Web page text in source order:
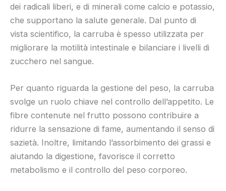
dei radicali liberi, e di minerali come calcio e potassio,
che supportano la salute generale. Dal punto di
vista scientifico, la carruba è spesso utilizzata per
migliorare la motilità intestinale e bilanciare i livelli di
zucchero nel sangue.
Per quanto riguarda la gestione del peso, la carruba
svolge un ruolo chiave nel controllo dell’appetito. Le
fibre contenute nel frutto possono contribuire a
ridurre la sensazione di fame, aumentando il senso di
sazietà. Inoltre, limitando l’assorbimento dei grassi e
aiutando la digestione, favorisce il corretto
metabolismo e il controllo del peso corporeo.